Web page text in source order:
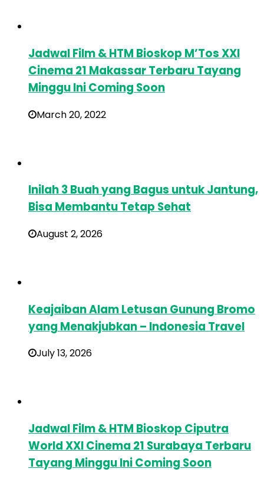
Jadwal Film & HTM Bioskop M’Tos XXI
Cinema 21 Makassar Terbaru Tayang
Minggu Ini Coming Soon
March 20, 2022
Inilah 3 Buah yang Bagus untuk Jantung,
Bisa Membantu Tetap Sehat
August 2, 2026
Keajaiban Alam Letusan Gunung Bromo
yang Menakjubkan – Indonesia Travel
July 13, 2026
Jadwal Film & HTM Bioskop Ciputra
World XXI Cinema 21 Surabaya Terbaru
Tayang Minggu Ini Coming Soon